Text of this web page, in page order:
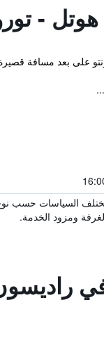
-
السياسات حسب
ومزود الخدمة.
في